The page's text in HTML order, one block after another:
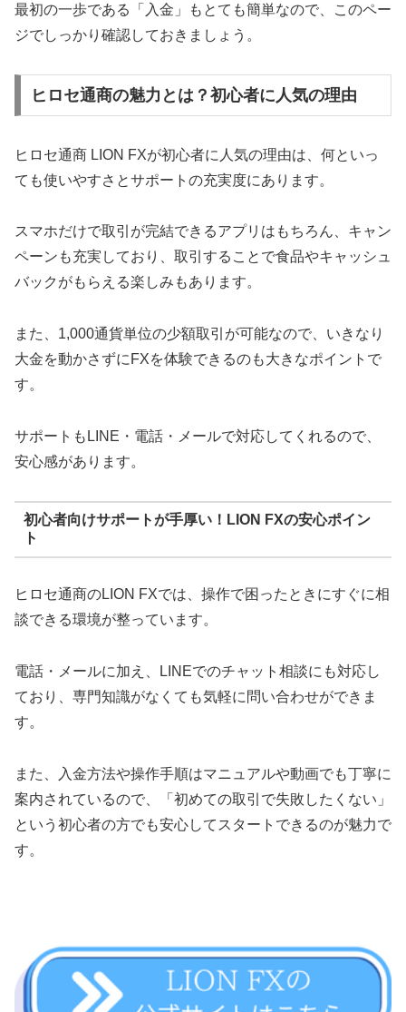
最初の一歩である「入金」もとても簡単なので、このペー
ジでしっかり確認しておきましょう。
ヒロセ通商の魅力とは？初心者に人気の理由
ヒロセ通商 LION FXが初心者に人気の理由は、何といっ
ても使いやすさとサポートの充実度にあります。
スマホだけで取引が完結できるアプリはもちろん、キャン
ペーンも充実しており、取引することで食品やキャッシュ
バックがもらえる楽しみもあります。
また、1,000通貨単位の少額取引が可能なので、いきなり
大金を動かさずにFXを体験できるのも大きなポイントで
す。
サポートもLINE・電話・メールで対応してくれるので、
安心感があります。
初心者向けサポートが手厚い！LION FXの安心ポイン
ト
ヒロセ通商のLION FXでは、操作で困ったときにすぐに相
談できる環境が整っています。
電話・メールに加え、LINEでのチャット相談にも対応し
ており、専門知識がなくても気軽に問い合わせができま
す。
また、入金方法や操作手順はマニュアルや動画でも丁寧に
案内されているので、「初めての取引で失敗したくない」
という初心者の方でも安心してスタートできるのが魅力で
す。